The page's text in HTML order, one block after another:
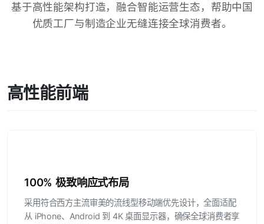
基于高性能架构打造，融合智能运营生态，帮助中国
优质工厂与制造企业无缝连接全球消费者。
高性能前端
100% 极致响应式布局
采用符合西方主流审美的流线型移动端优先设计，全面适配
从 iPhone、Android 到 4K 桌面显示器，确保全球消费者享